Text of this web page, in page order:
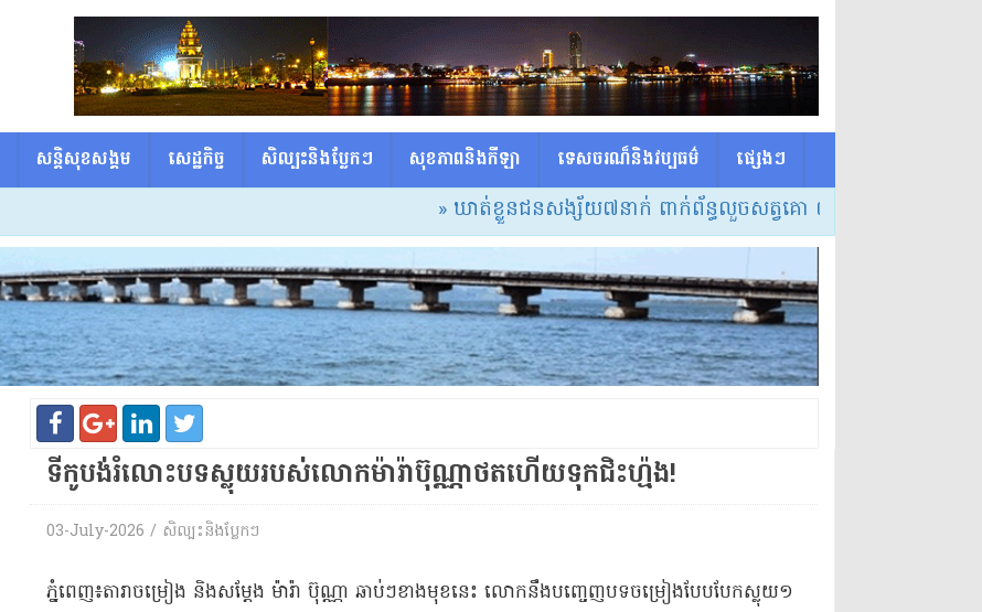
សន្តិសុខសង្គម សេដ្ឋកិច្ច សិល្បះនិងប្លែកៗ សុខភាពនិងកីឡា ទេសចរណ៏និងវប្បធម៌ ផ្សេង​ៗ
» ឃាត់ខ្លួនជនសង្ស័យ៧នាក់ ពាក់ព័ន្ធលួចសត្វគោ ៣ករណី នៅស្រុកត្រពាំងប្
ទីកូ​បង់​រំ​លោះ​បទ​ស្លុយ​របស់លោក​ម៉ា​រ៉ា​ប៊ុណ្ណា​​ថតហើយ​ទុក​ជិះហ្ម៉ង​!
03-July-2026 / សិល្បះនិងប្លែកៗ
​ភ្នំពេញ​៖​តារាចម្រៀង និង​សម្ដែង ម៉ា​រ៉ា ប៊ុណ្ណា ឆាប់ៗ​ខាងមុខនេះ លោក​នឹង​បញ្ចេញ​បទ​ចម្រៀង​បែប​បែក​ស្លុយ​១​